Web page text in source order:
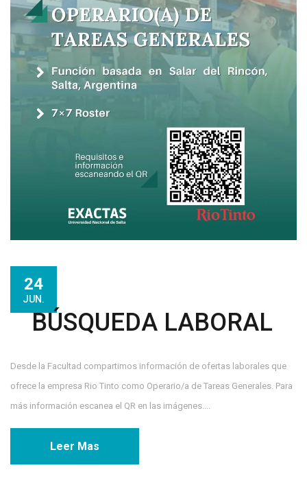
24
JUN.
BÚSQUEDA LABORAL
Desde la Facultad compartimos información de ofertas laborales que
ofrece la empresa Rio Tinto como Operario/a de Tareas Generales. Para
más información escanea el QR en las imágenes....
Leer Mas